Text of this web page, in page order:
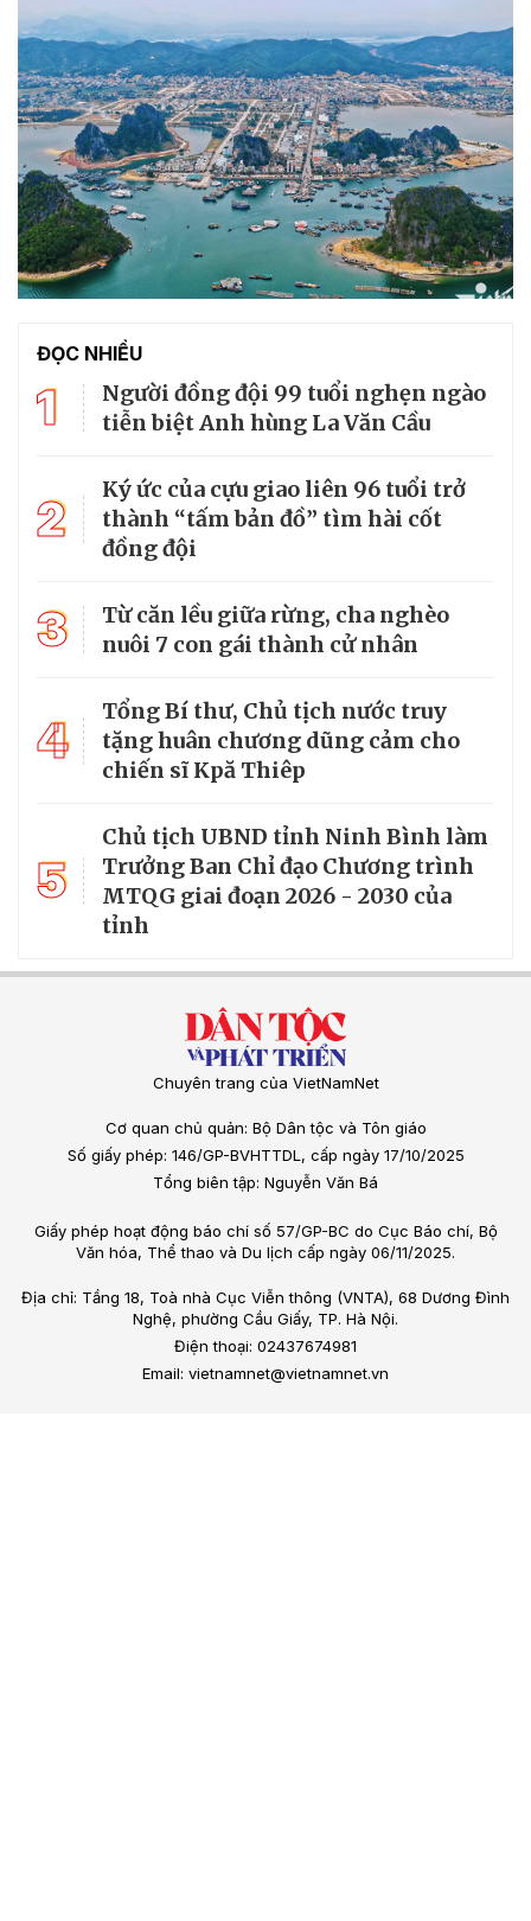
ĐỌC NHIỀU
1
Người đồng đội 99 tuổi nghẹn ngào
tiễn biệt Anh hùng La Văn Cầu
2
Ký ức của cựu giao liên 96 tuổi trở
thành “tấm bản đồ” tìm hài cốt
đồng đội
3
Từ căn lều giữa rừng, cha nghèo
nuôi 7 con gái thành cử nhân
4
Tổng Bí thư, Chủ tịch nước truy
tặng huân chương dũng cảm cho
chiến sĩ Kpă Thiêp
5
Chủ tịch UBND tỉnh Ninh Bình làm
Trưởng Ban Chỉ đạo Chương trình
MTQG giai đoạn 2026 - 2030 của
tỉnh
Chuyên trang của VietNamNet
Cơ quan chủ quản: Bộ Dân tộc và Tôn giáo
Số giấy phép: 146/GP-BVHTTDL, cấp ngày 17/10/2025
Tổng biên tập: Nguyễn Văn Bá
Giấy phép hoạt động báo chí số 57/GP-BC do Cục Báo chí, Bộ
Văn hóa, Thể thao và Du lịch cấp ngày 06/11/2025.
Địa chỉ: Tầng 18, Toà nhà Cục Viễn thông (VNTA), 68 Dương Đình
Nghệ, phường Cầu Giấy, TP. Hà Nội.
Điện thoại: 02437674981
Email: vietnamnet@vietnamnet.vn